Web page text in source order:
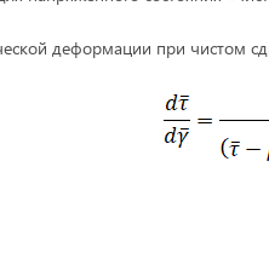
деформации при чистом